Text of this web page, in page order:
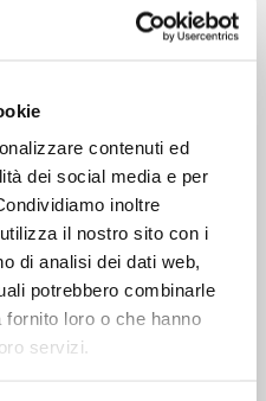
contenuti ed
dei social media e per
inoltre
il nostro sito con i
di analisi dei dati web,
potrebbero combinarle
loro o che hanno
servizi.